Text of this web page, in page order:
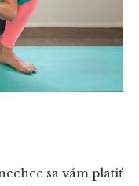
sa vám platiť